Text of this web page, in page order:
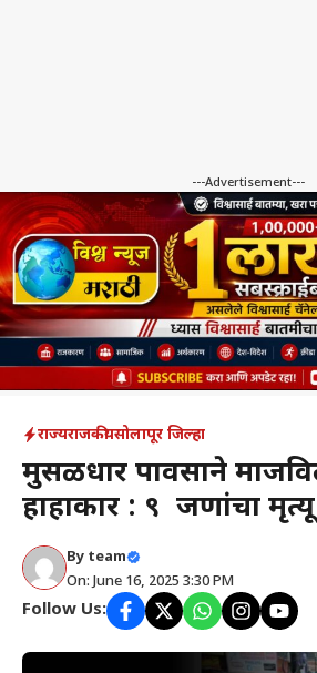
---Advertisement---
राज्यराजकीयसोलापूर जिल्हा
मुसळधार पावसाने
हाहाकार : ९ जणांचा
By team
On: June 16, 2025 3:30 PM
Follow Us: